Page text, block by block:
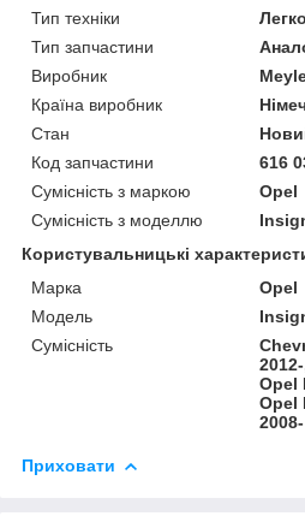
Тип техніки
Тип запчастини
Виробник
Країна виробник
Стан
Код запчастини
616
Сумісність з маркою
Opel
Сумісність з моделлю
Користувальницькі
Марка
Opel
Модель
Сумісність
Opel
Opel
2008-
Приховати